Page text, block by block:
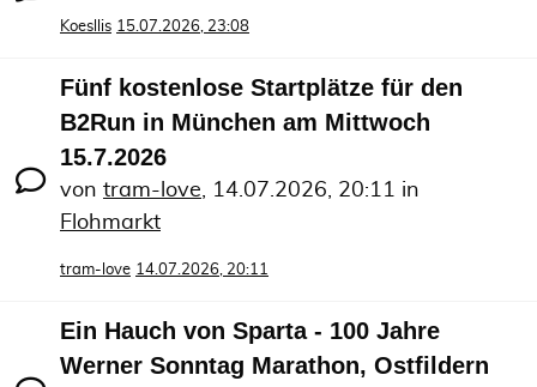
Koesllis 15.07.2026, 23:08
Fünf kostenlose Startplätze für den
B2Run in München am Mittwoch
15.7.2026
von tram-love, 14.07.2026, 20:11 in
Flohmarkt
tram-love 14.07.2026, 20:11
Ein Hauch von Sparta - 100 Jahre
Werner Sonntag Marathon, Ostfildern